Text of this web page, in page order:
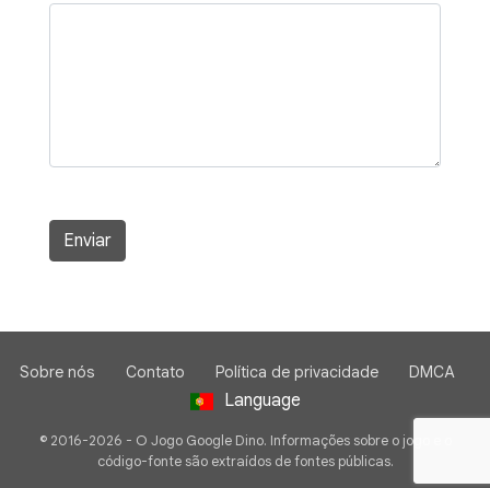
Enviar
Sobre nós Contato Política de privacidade DMCA
Language
© 2016-2026 - O Jogo Google Dino. Informações sobre o jogo e o
código-fonte são extraídos de fontes públicas.